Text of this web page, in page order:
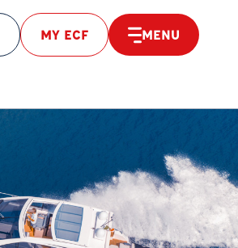
MY ECF MENU